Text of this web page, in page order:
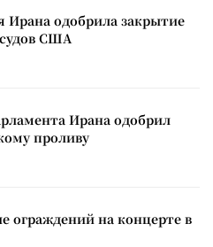
Ирана одобрила закрытие
США
Ирана одобрил
проливу
ограждений на концерте в